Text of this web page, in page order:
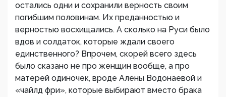
остались одни и сохранили верность своим
погибшим половинам. Их преданностью и
верностью восхищались. А сколько на Руси было
вдов и солдаток, которые ждали своего
единственного? Впрочем, скорей всего здесь
было сказано не про женщин вообще, а про
матерей одиночек, вроде Алены Водонаевой и
«чайлд фри», которые выбирают вместо брака